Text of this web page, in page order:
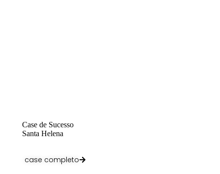
Case de Sucesso
Santa Helena
case completo